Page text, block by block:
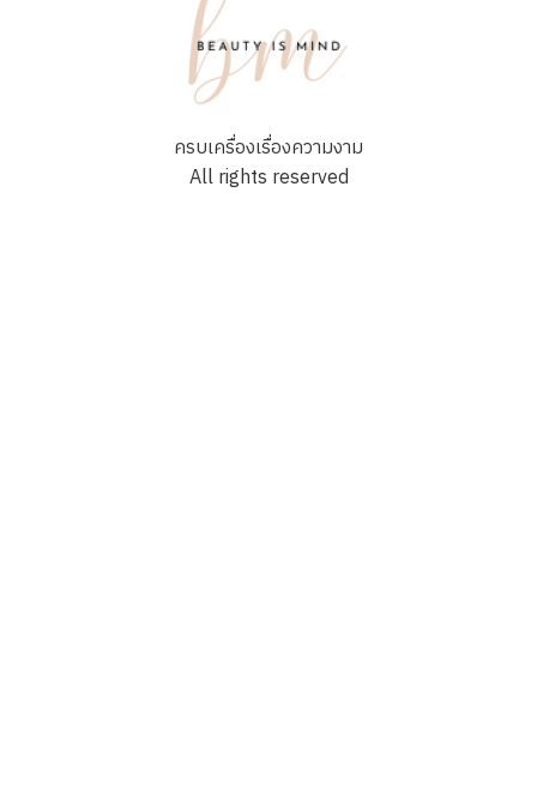
ครบเครื่องเรื่องความงาม
All rights reserved